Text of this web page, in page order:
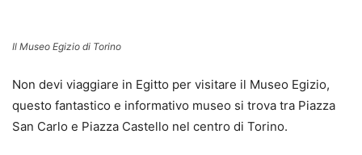
Il Museo Egizio di Torino
Non devi viaggiare in Egitto per visitare il Museo Egizio,
questo fantastico e informativo museo si trova tra Piazza
San Carlo e Piazza Castello nel centro di Torino.